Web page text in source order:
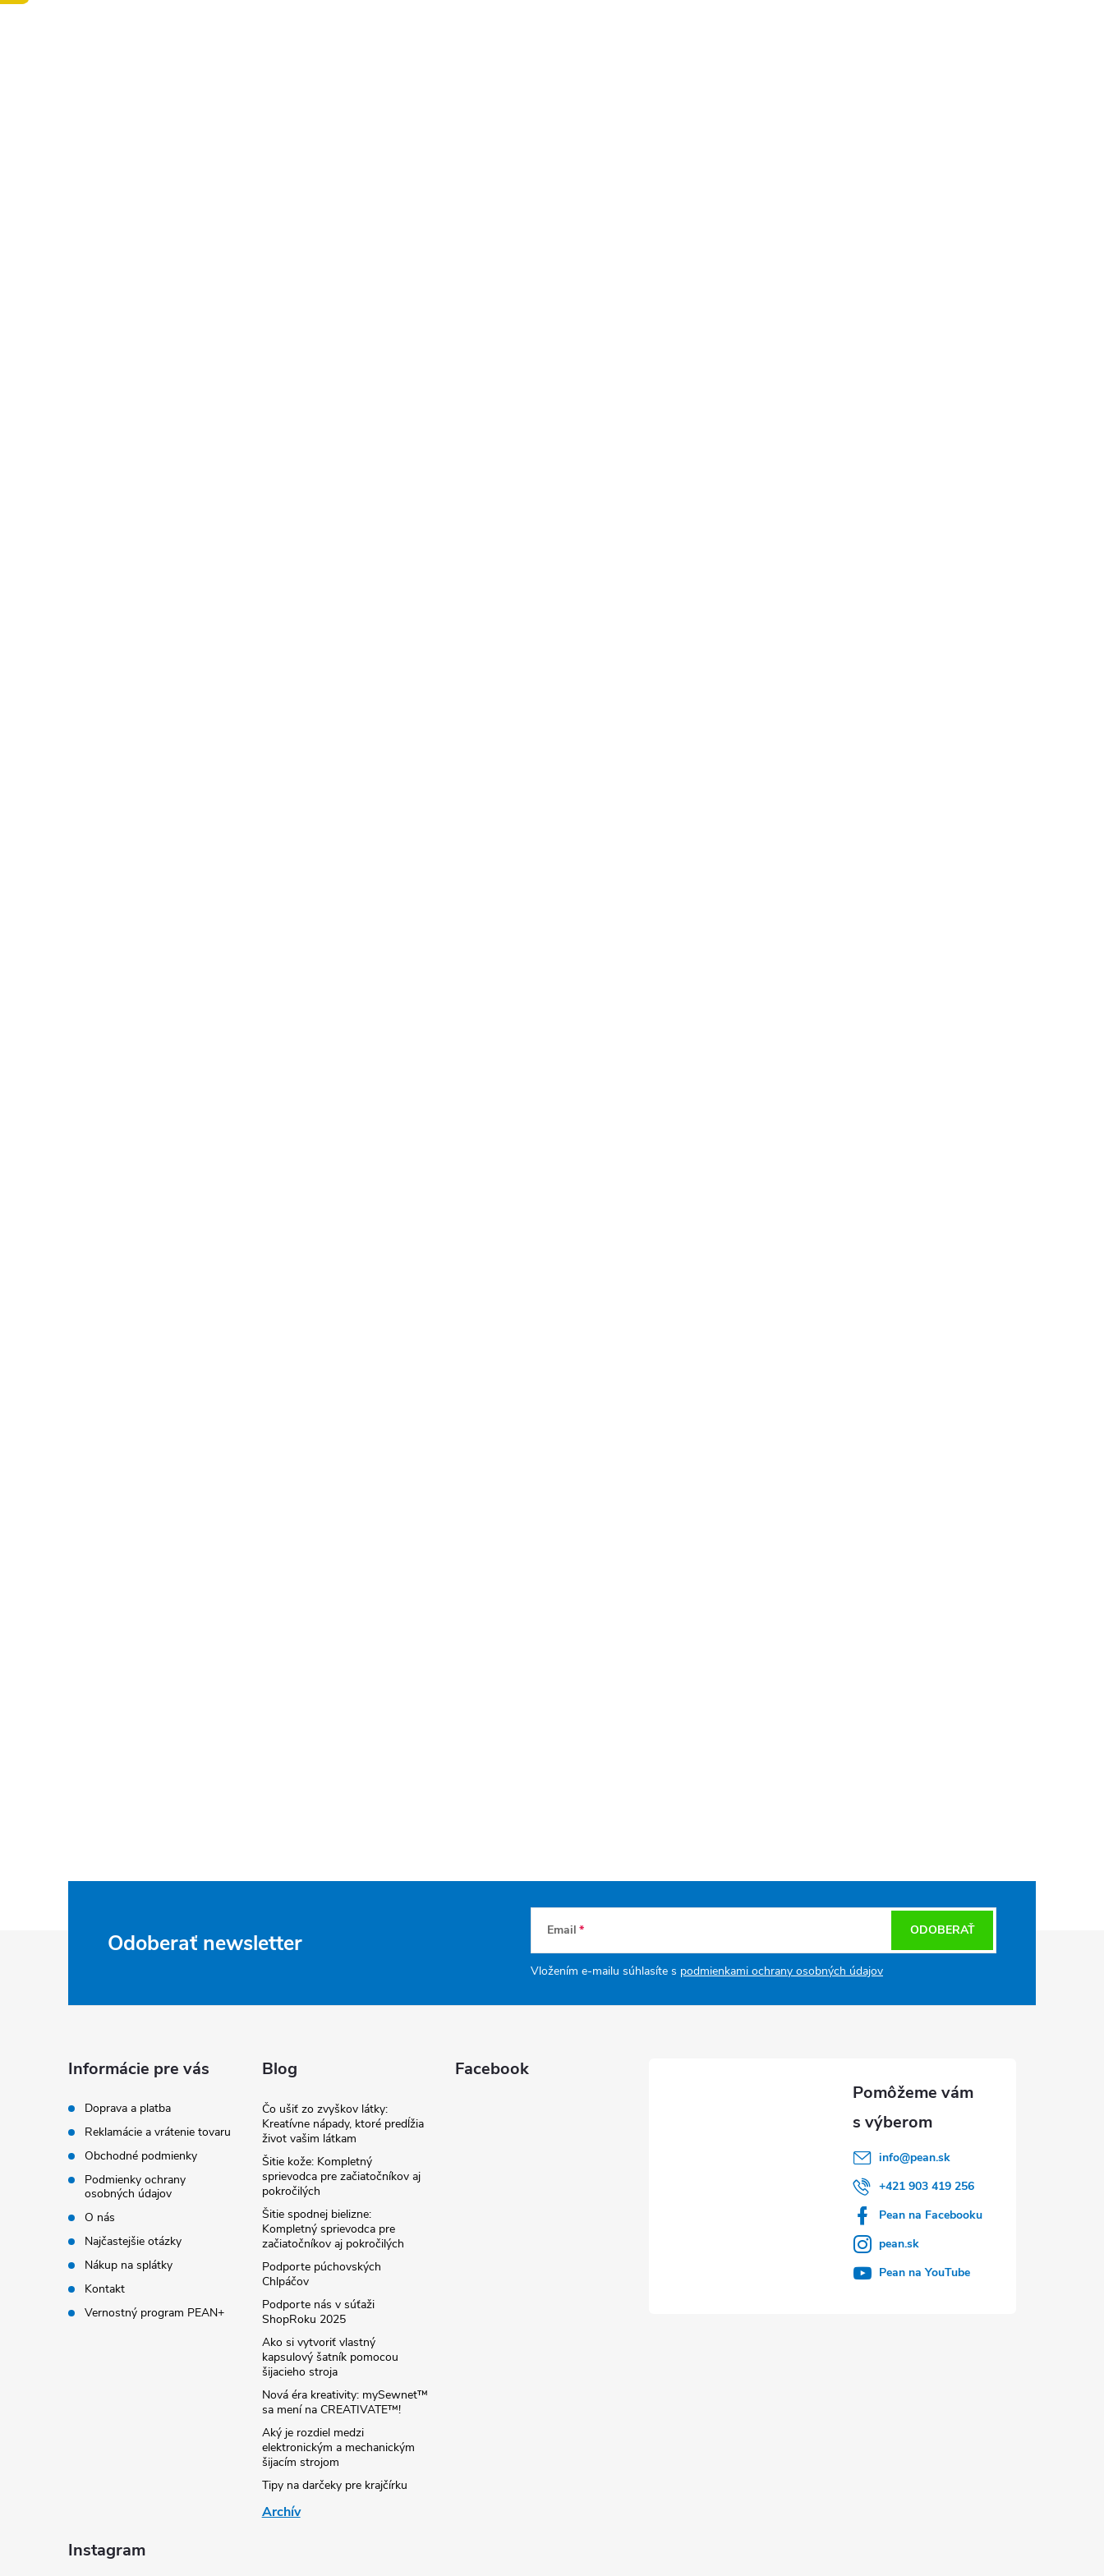
Odoberať newsletter Email
Vložením e-mailu súhlasíte s podmienkami ochrany osobných údajov
ODOBERAŤ
Informácie pre vás
Doprava a platba
Reklamácie a vrátenie tovaru
Obchodné podmienky
Podmienky ochrany
osobných údajov
O nás
Najčastejšie otázky
Nákup na splátky
Kontakt
Vernostný program PEAN+
Blog
Čo ušiť zo zvyškov látky:
Kreatívne nápady, ktoré predĺžia
život vašim látkam
Šitie kože: Kompletný
sprievodca pre začiatočníkov aj
pokročilých
Šitie spodnej bielizne:
Kompletný sprievodca pre
začiatočníkov aj pokročilých
Podporte púchovských
Chlpáčov
Podporte nás v súťaži
ShopRoku 2025
Ako si vytvoriť vlastný
kapsulový šatník pomocou
šijacieho stroja
Nová éra kreativity: mySewnet™
sa mení na CREATIVATE™!
Aký je rozdiel medzi
elektronickým a mechanickým
šijacím strojom
Tipy na darčeky pre krajčírku
Archív
Facebook
info@pean.sk
+421 903 419 256
Pean na Facebooku
pean.sk
Pean na YouTube
Instagram